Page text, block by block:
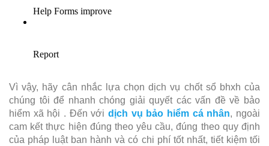
Vì vậy, hãy cân nhắc lựa chọn dịch vụ chốt sổ bhxh của
chúng tôi để nhanh chóng giải quyết các vấn đề về bảo
hiểm xã hội . Đến với dịch vụ bảo hiểm cá nhân, ngoài
cam kết thực hiện đúng theo yêu cầu, đúng theo quy định
của pháp luật ban hành và có chi phí tốt nhất, tiết kiệm tối